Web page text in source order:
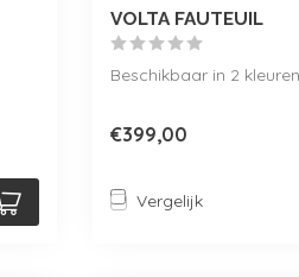
VOLTA FAUTEUIL
Beschikbaar in 2 kleuren
€399,00
Vergelijk